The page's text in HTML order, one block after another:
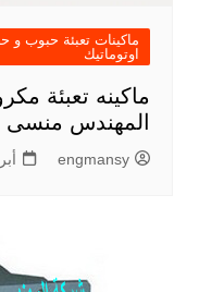
ماكينات تعبئة حبوب و
اوتوماتيك
المهندس منسى
engmansy